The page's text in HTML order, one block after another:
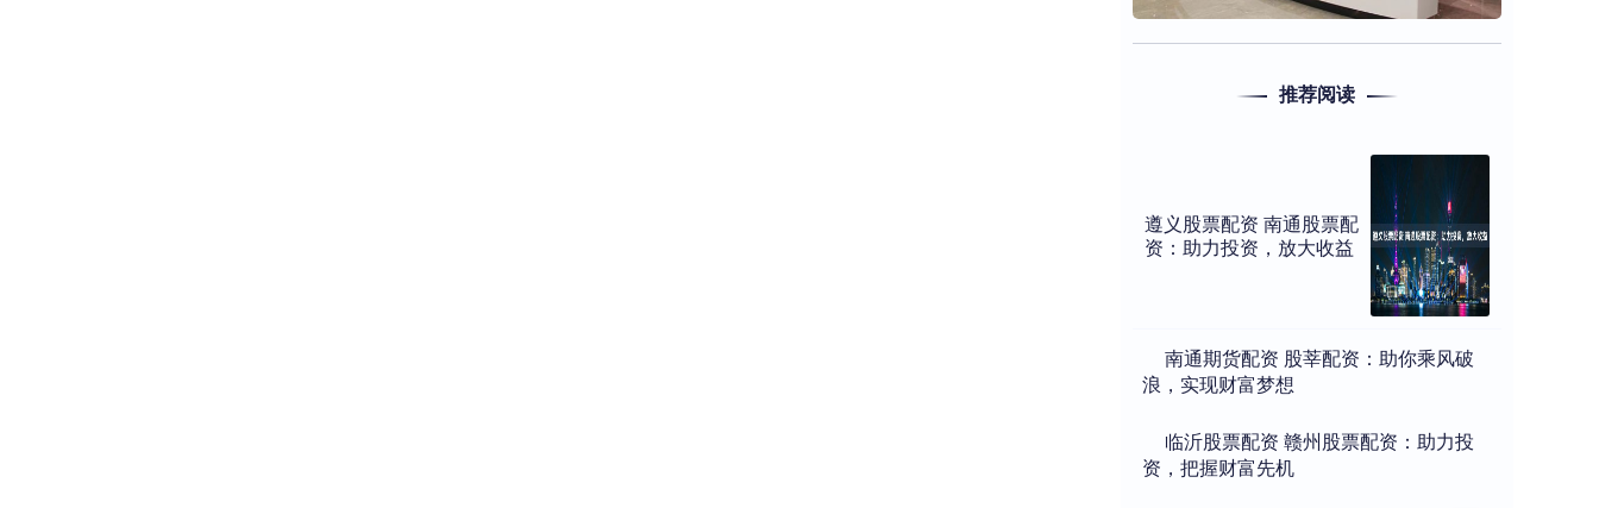
推荐阅读
遵义股票配资 南通股票配
资：助力投资，放大收益
​南通期货配资 股莘配资：助你乘风破
浪，实现财富梦想
​临沂股票配资 赣州股票配资：助力投
资，把握财富先机